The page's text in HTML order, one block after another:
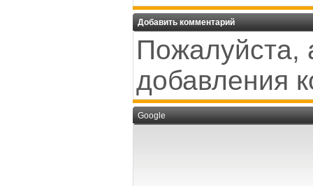
Добавить комментарий
Пожалуйста,
добавления
Google